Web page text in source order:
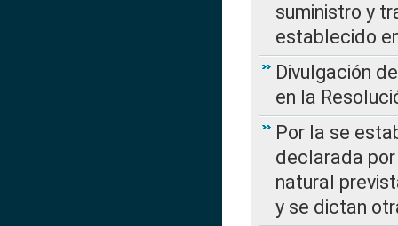
suministro y
establecido
Divulgación
en la
Por la se
declarada
natural
y se dictan